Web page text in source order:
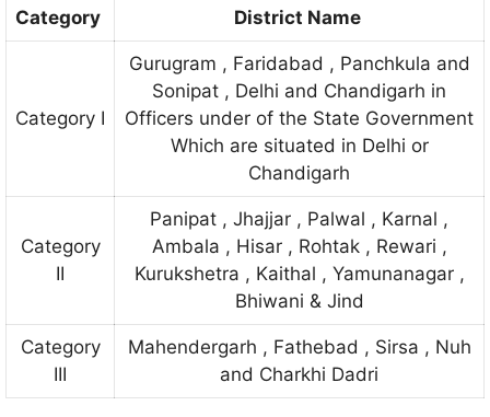
Category District Name
Category I
Gurugram , Faridabad , Panchkula and
Sonipat , Delhi and Chandigarh in
Officers under of the State Government
Which are situated in Delhi or
Chandigarh
Category
II
Panipat , Jhajjar , Palwal , Karnal ,
Ambala , Hisar , Rohtak , Rewari ,
Kurukshetra , Kaithal , Yamunanagar ,
Bhiwani & Jind
Category
III
Mahendergarh , Fathebad , Sirsa , Nuh
and Charkhi Dadri